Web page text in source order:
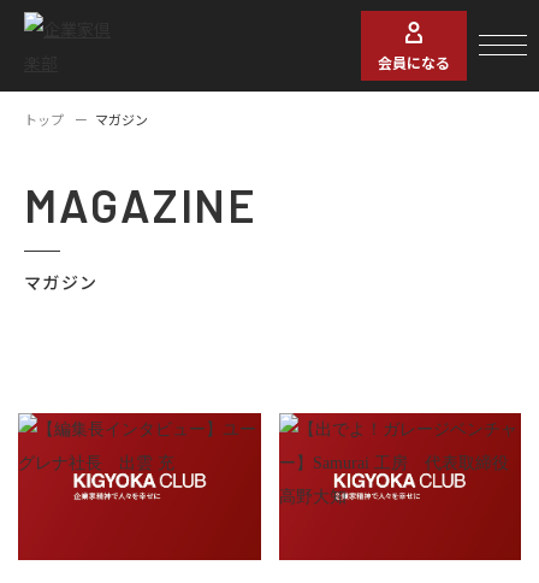
会員になる
トップ マガジン
MAGAZINE
マガジン